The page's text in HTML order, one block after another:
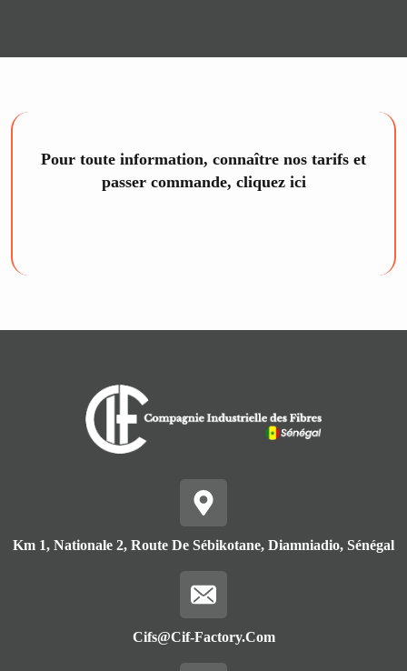
Pour toute information, connaître nos tarifs et
passer commande, cliquez ici
Km 1, Nationale 2, Route De Sébikotane, Diamniadio, Sénégal
Cifs@cif-Factory.com